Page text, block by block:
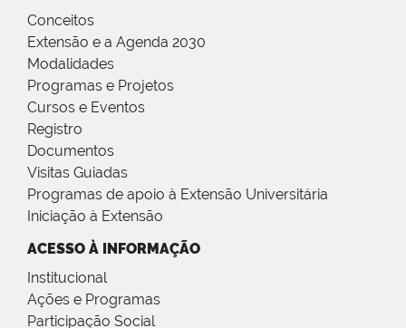
Conceitos
Extensão e a Agenda 2030
Modalidades
Programas e Projetos
Cursos e Eventos
Registro
Documentos
Visitas Guiadas
Programas de apoio à Extensão Universitária
Iniciação à Extensão
ACESSO À INFORMAÇÃO
Institucional
Ações e Programas
Participação Social